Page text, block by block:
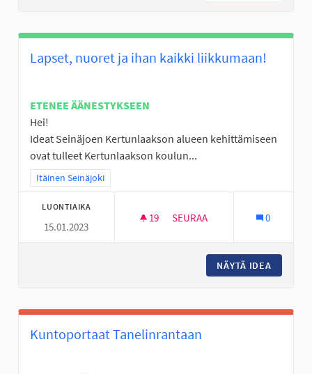
Lapset, nuoret ja ihan kaikki liikkumaan!
ETENEE ÄÄNESTYKSEEN
Hei!
Ideat Seinäjoen Kertunlaakson alueen kehittämiseen
ovat tulleet Kertunlaakson koulun...
Rajaa tulokset teeman mukaan: Itäinen Seinäjoki
Itäinen Seinäjoki
LUONTIAIKA
15.01.2023
19 19 SEURAAJAA
SEURAA 0
NÄYTÄ IDEA
Kuntoportaat Tanelinrantaan